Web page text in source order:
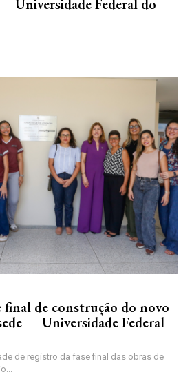
Universidade Federal do
final de construção do novo
— Universidade Federal
de registro da fase final das obras de